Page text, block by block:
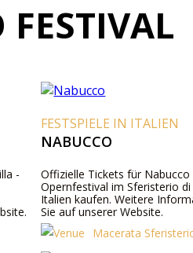
FESTIVAL
-
FESTSPIELE IN ITALIEN
NABUCCO
Offizielle Tickets für
Opernfestival im Sferisterio
Italien kaufen. Weitere
Sie auf unserer Website.
Macerata